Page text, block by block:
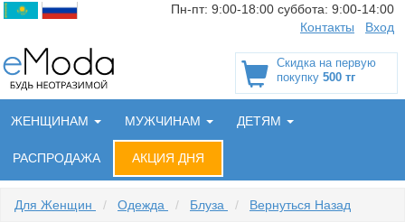
Пн-пт: 9:00-18:00 суббота: 9:00-14:00
Контакты
Вход
Скидка на первую
покупку 500 тг
ЖЕНЩИНАМ МУЖЧИНАМ ДЕТЯМ
РАСПРОДАЖА АКЦИЯ ДНЯ
Для Женщин / Одежда / Блуза / Вернуться Назад